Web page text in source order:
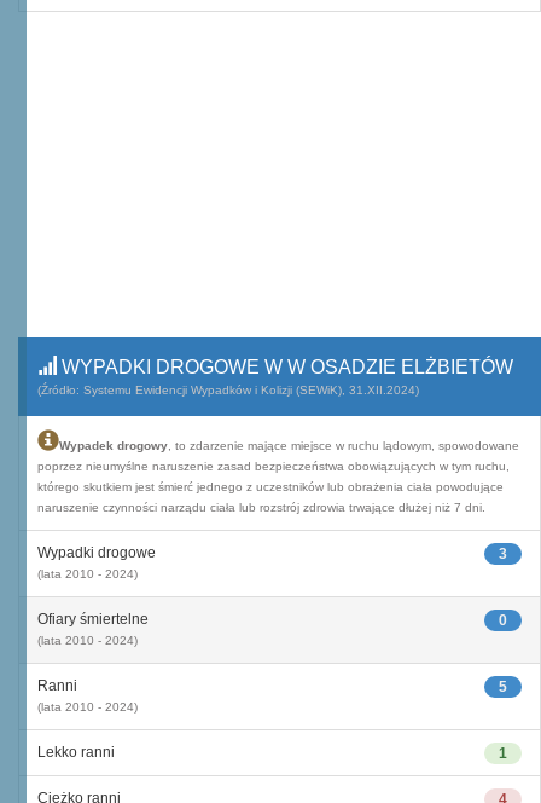
WYPADKI DROGOWE W W OSADZIE ELŻBIETÓW
(Źródło: Systemu Ewidencji Wypadków i Kolizji (SEWiK), 31.XII.2024)
Wypadek drogowy , to zdarzenie mające miejsce w ruchu lądowym, spowodowane
poprzez nieumyślne naruszenie zasad bezpieczeństwa obowiązujących w tym ruchu,
którego skutkiem jest śmierć jednego z uczestników lub obrażenia ciała powodujące
naruszenie czynności narządu ciała lub rozstrój zdrowia trwające dłużej niż 7 dni.
3
Wypadki drogowe
(lata 2010 - 2024)
0
Ofiary śmiertelne
(lata 2010 - 2024)
5
Ranni
(lata 2010 - 2024)
1
Lekko ranni
4
Ciężko ranni